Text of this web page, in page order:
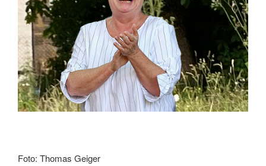
Foto: Thomas Geiger